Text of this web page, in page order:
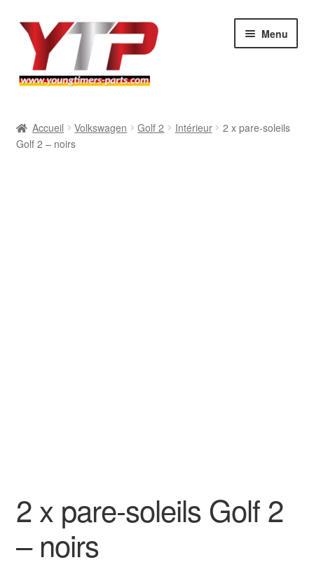
Aller
navigation
Aller
contenu
Menu
BMW
Accueil Volkswagen Golf 2 Intérieur
2 x pare-soleils
Golf 2 – noirs
2 x pare-soleils Golf 2
– noirs